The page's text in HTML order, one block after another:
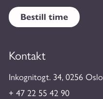
Bestill time
Kontakt
Inkognitogt. 34, 0256 Oslo
+ 47 22 55 42 90